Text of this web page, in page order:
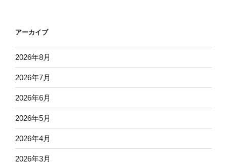
アーカイブ
2026年8月
2026年7月
2026年6月
2026年5月
2026年4月
2026年3月